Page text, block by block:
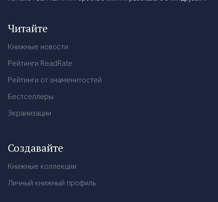
Читайте
Книжные новости
Рейтинги ReadRate
Рейтинги от знаменитостей
Бестселлеры
Экранизации
Создавайте
Книжные коллекции
Личный книжный профиль